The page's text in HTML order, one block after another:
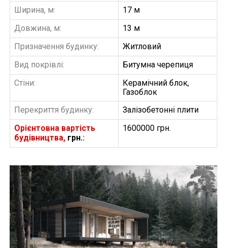
Ширина, м:
17 м
Довжина, м:
13 м
Призначення будинку:
Житловий
Вид покрівлі:
Битумна черепиця
Стіни:
Керамічний блок,
Газоблок
Перекриття будинку:
Залізобетонні плити
Орієнтовна вартість
будівництва, грн.:
1600000 грн.
БУДІВНИЦТВО БУДИНКІВ
З
АББ”ТВІЙ ПРОЕКТ”
Замовити будівництво